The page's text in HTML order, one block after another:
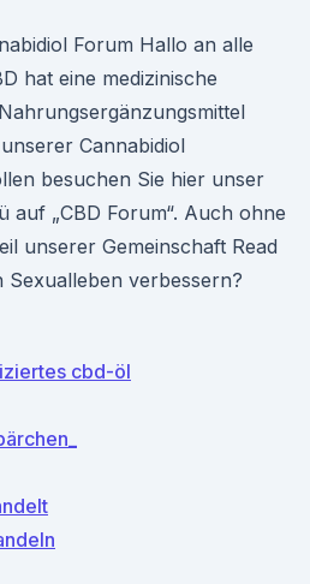
Forum Hallo an alle
hat eine medizinische
Cannabidiol
besuchen Sie hier unser
auf „CBD Forum“. Auch ohne
unserer Gemeinschaft Read
verbessern?
cbd-öl